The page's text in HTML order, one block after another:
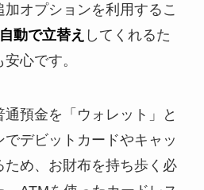
オプションを利用するこ
動で立替え してくれるた
心です。
預金を「ウォレット」と
デビットカードやキャッ
ため、お財布を持ち歩く必